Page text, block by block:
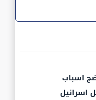
اسباب
اسرائيل